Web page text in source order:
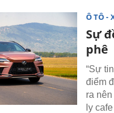
Ô TÔ -
Sự
phê
“Sự
điểm
ra
ly